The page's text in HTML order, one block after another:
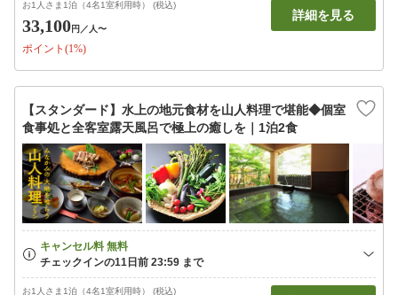
お1人さま1泊（4名1室利用時） (税込)
33,100円 ／人〜
ポイント(1%)
詳細を見る
【スタンダード】水上の地元食材を山人料理で堪能◆個室
食事処と全客室露天風呂で極上の癒しを｜1泊2食
お1人さま1泊（4名1室利用時） (税込)